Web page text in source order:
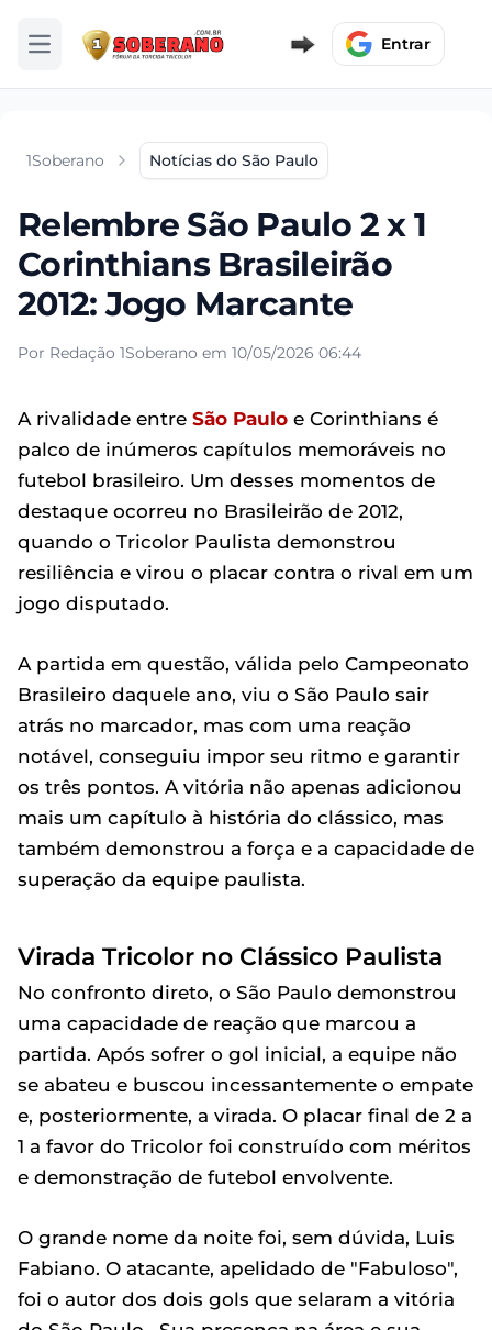
Abrir menu Entrar
1Soberano Notícias do São Paulo
Relembre São Paulo 2 x 1
Corinthians Brasileirão
2012: Jogo Marcante
Por Redação 1Soberano em 10/05/2026 06:44
A rivalidade entre São Paulo e Corinthians é
palco de inúmeros capítulos memoráveis no
futebol brasileiro. Um desses momentos de
destaque ocorreu no Brasileirão de 2012,
quando o Tricolor Paulista demonstrou
resiliência e virou o placar contra o rival em um
jogo disputado.
A partida em questão, válida pelo Campeonato
Brasileiro daquele ano, viu o São Paulo sair
atrás no marcador, mas com uma reação
notável, conseguiu impor seu ritmo e garantir
os três pontos. A vitória não apenas adicionou
mais um capítulo à história do clássico, mas
também demonstrou a força e a capacidade de
superação da equipe paulista.
Virada Tricolor no Clássico Paulista
No confronto direto, o São Paulo demonstrou
uma capacidade de reação que marcou a
partida. Após sofrer o gol inicial, a equipe não
se abateu e buscou incessantemente o empate
e, posteriormente, a virada. O placar final de 2 a
1 a favor do Tricolor foi construído com méritos
e demonstração de futebol envolvente.
O grande nome da noite foi, sem dúvida, Luis
Fabiano. O atacante, apelidado de "Fabuloso",
foi o autor dos dois gols que selaram a vitória